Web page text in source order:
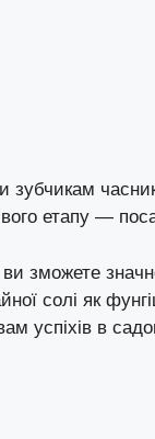
зубчикам
етапу —
зможете
солі як
успіхів в